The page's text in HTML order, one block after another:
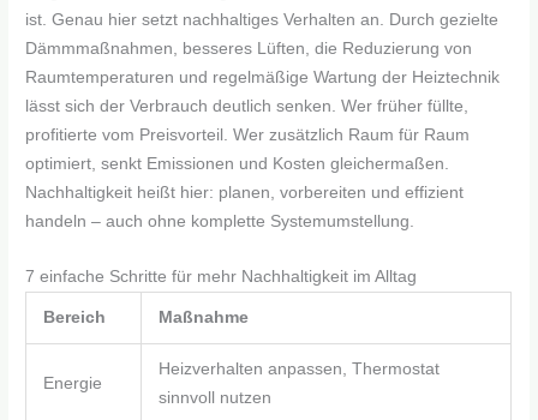
ist. Genau hier setzt nachhaltiges Verhalten an. Durch gezielte
Dämmmaßnahmen, besseres Lüften, die Reduzierung von
Raumtemperaturen und regelmäßige Wartung der Heiztechnik
lässt sich der Verbrauch deutlich senken. Wer früher füllte,
profitierte vom Preisvorteil. Wer zusätzlich Raum für Raum
optimiert, senkt Emissionen und Kosten gleichermaßen.
Nachhaltigkeit heißt hier: planen, vorbereiten und effizient
handeln – auch ohne komplette Systemumstellung.
7 einfache Schritte für mehr Nachhaltigkeit im Alltag
Bereich Maßnahme
Energie
Heizverhalten anpassen, Thermostat
sinnvoll nutzen